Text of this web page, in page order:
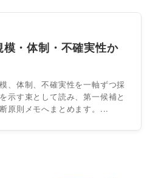
模・体制・不確実性か
、体制、不確実性を一軸ずつ採
示す束として読み、第一候補と
原則メモへまとめます。...